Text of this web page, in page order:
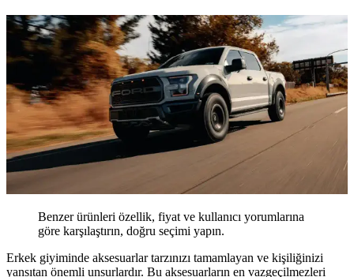
Benzer ürünleri özellik, fiyat ve kullanıcı yorumlarına
göre karşılaştırın, doğru seçimi yapın.
Erkek giyiminde aksesuarlar tarzınızı tamamlayan ve kişiliğinizi
yansıtan önemli unsurlardır. Bu aksesuarların en vazgeçilmezleri